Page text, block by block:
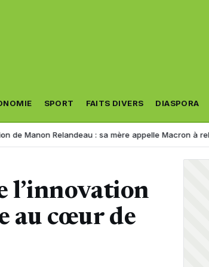
SPORT FAITS DIVERS DIASPORA
: sa mère appelle Macron à relancer la
l’innovation
au cœur de